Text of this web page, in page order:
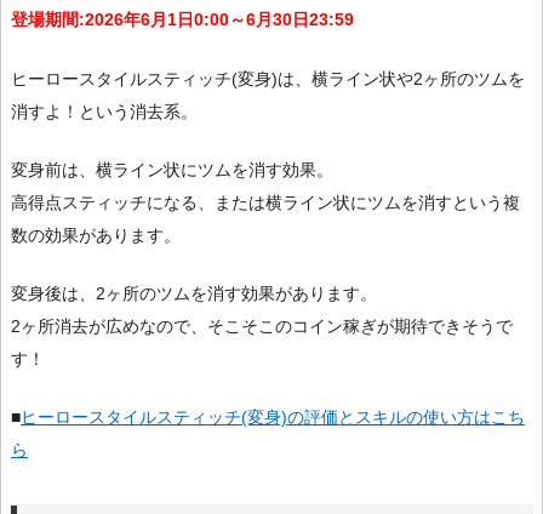
登場期間:2026年6月1日0:00～6月30日23:59
ヒーロースタイルスティッチ(変身)は、横ライン状や2ヶ所のツムを
消すよ！という消去系。
変身前は、横ライン状にツムを消す効果。
高得点スティッチになる、または横ライン状にツムを消すという複
数の効果があります。
変身後は、2ヶ所のツムを消す効果があります。
2ヶ所消去が広めなので、そこそこのコイン稼ぎが期待できそうで
す！
■ヒーロースタイルスティッチ(変身)の評価とスキルの使い方はこち
ら